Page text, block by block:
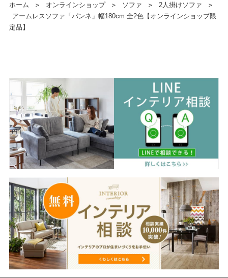
ホーム ＞ オンラインショップ ＞ ソファ ＞ 2人掛けソファ
＞
アームレスソファ「パンネ」幅180cm 全2色【オンラインショップ限
定品】